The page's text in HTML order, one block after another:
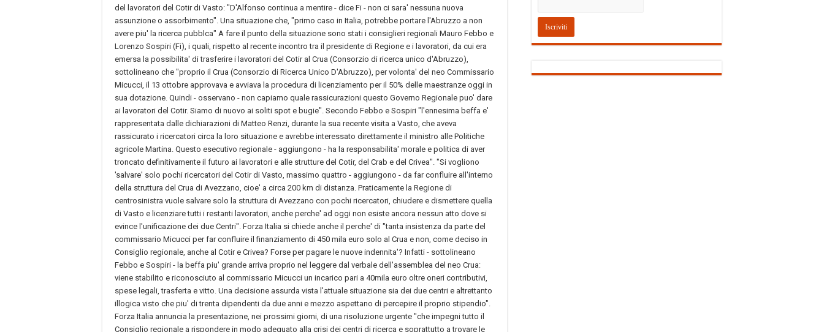
del lavoratori del Cotir di Vasto: "D'Alfonso continua a mentire - dice Fi - non ci sara' nessuna nuova
assunzione o assorbimento". Una situazione che, "primo caso in Italia, potrebbe portare l'Abruzzo a non
avere piu' la ricerca pubblca" A fare il punto della situazione sono stati i consiglieri regionali Mauro Febbo e
Lorenzo Sospiri (Fi), i quali, rispetto al recente incontro tra il presidente di Regione e i lavoratori, da cui era
emersa la possibilita' di trasferire i lavoratori del Cotir al Crua (Consorzio di ricerca unico d'Abruzzo),
sottolineano che "proprio il Crua (Consorzio di Ricerca Unico D'Abruzzo), per volonta' del neo Commissario
Micucci, il 13 ottobre approvava e avviava la procedura di licenziamento per il 50% delle maestranze oggi in
sua dotazione. Quindi - osservano - non capiamo quale rassicurazioni questo Governo Regionale puo' dare
ai lavoratori del Cotir. Siamo di nuovo ai soliti spot e bugie". Secondo Febbo e Sospiri "l'ennesima beffa e'
rappresentata dalle dichiarazioni di Matteo Renzi, durante la sua recente visita a Vasto, che aveva
rassicurato i ricercatori circa la loro situazione e avrebbe interessato direttamente il ministro alle Politiche
agricole Martina. Questo esecutivo regionale - aggiungono - ha la responsabilita' morale e politica di aver
troncato definitivamente il futuro ai lavoratori e alle strutture del Cotir, del Crab e del Crivea". "Si vogliono
'salvare' solo pochi ricercatori del Cotir di Vasto, massimo quattro - aggiungono - da far confluire all'interno
della struttura del Crua di Avezzano, cioe' a circa 200 km di distanza. Praticamente la Regione di
centrosinistra vuole salvare solo la struttura di Avezzano con pochi ricercatori, chiudere e dismettere quella
di Vasto e licenziare tutti i restanti lavoratori, anche perche' ad oggi non esiste ancora nessun atto dove si
evince l'unificazione dei due Centri". Forza Italia si chiede anche il perche' di "tanta insistenza da parte del
commissario Micucci per far confluire il finanziamento di 450 mila euro solo al Crua e non, come deciso in
Consiglio regionale, anche al Cotir e Crivea? Forse per pagare le nuove indennita'? Infatti - sottolineano
Febbo e Sospiri - la beffa piu' grande arriva proprio nel leggere dal verbale dell'assemblea del neo Crua:
viene stabilito e riconosciuto al commissario Micucci un incarico pari a 40mila euro oltre oneri contributivi,
spese legali, trasferta e vitto. Una decisione assurda vista l'attuale situazione sia dei due centri e altrettanto
illogica visto che piu' di trenta dipendenti da due anni e mezzo aspettano di percepire il proprio stipendio".
Forza Italia annuncia la presentazione, nei prossimi giorni, di una risoluzione urgente "che impegni tutto il
Consiglio regionale a rispondere in modo adeguato alla crisi dei centri di ricerca e soprattutto a trovare le